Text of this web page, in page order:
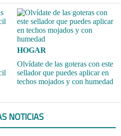
HOGAR
Olvídate de las goteras con este
sellador que puedes aplicar en
techos mojados y con humedad
NOTICIAS